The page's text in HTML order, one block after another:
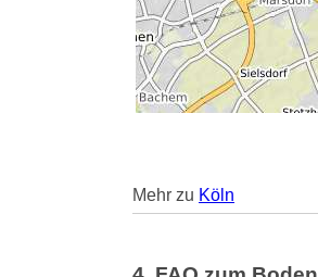
Mehr zu Köln